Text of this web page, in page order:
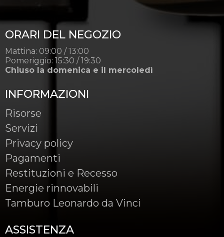
ORARI DEL NEGOZIO
Mattina: 09:00 / 13:00
Pomeriggio: 15:30 / 19:30
Chiuso la domenica e il mercoledì
INFORMAZIONI
Risorse
Servizi
Privacy policy
Pagamenti
Restituzioni e Recesso
Energie rinnovabili
Tamburo Leonardo da Vinci
ASSISTENZA